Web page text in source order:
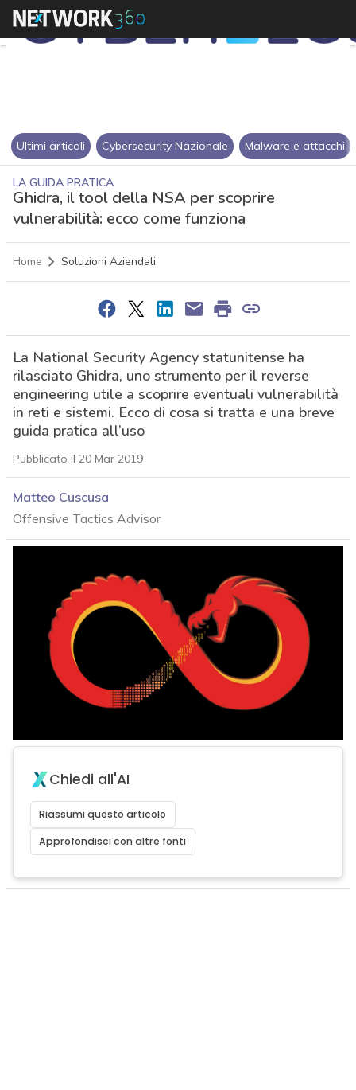
Ultimi articoli Cybersecurity Nazionale Malware e attacchi
LA GUIDA PRATICA
Ghidra, il tool della NSA per scoprire
vulnerabilità: ecco come funziona
Home Soluzioni Aziendali
La National Security Agency statunitense ha
rilasciato Ghidra, uno strumento per il reverse
engineering utile a scoprire eventuali vulnerabilità
in reti e sistemi. Ecco di cosa si tratta e una breve
guida pratica all’uso
Pubblicato il 20 Mar 2019
Matteo Cuscusa
Offensive Tactics Advisor
Chiedi all'AI
Riassumi questo articolo
Approfondisci con altre fonti